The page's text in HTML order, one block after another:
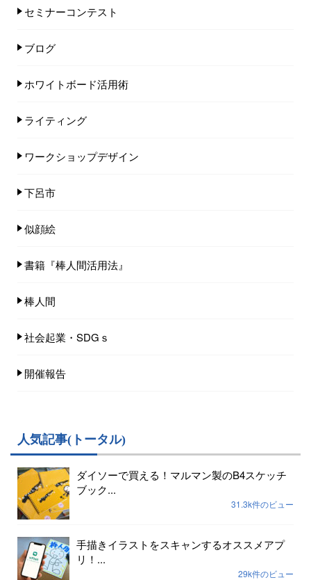
セミナーコンテスト
ブログ
ホワイトボード活用術
ライティング
ワークショップデザイン
下呂市
似顔絵
書籍『棒人間活用法』
棒人間
社会起業・SDGｓ
開催報告
人気記事(トータル)
ダイソーで買える！マルマン製のB4スケッチ
ブック...
31.3k件のビュー
手描きイラストをスキャンするオススメアプ
リ！...
29k件のビュー